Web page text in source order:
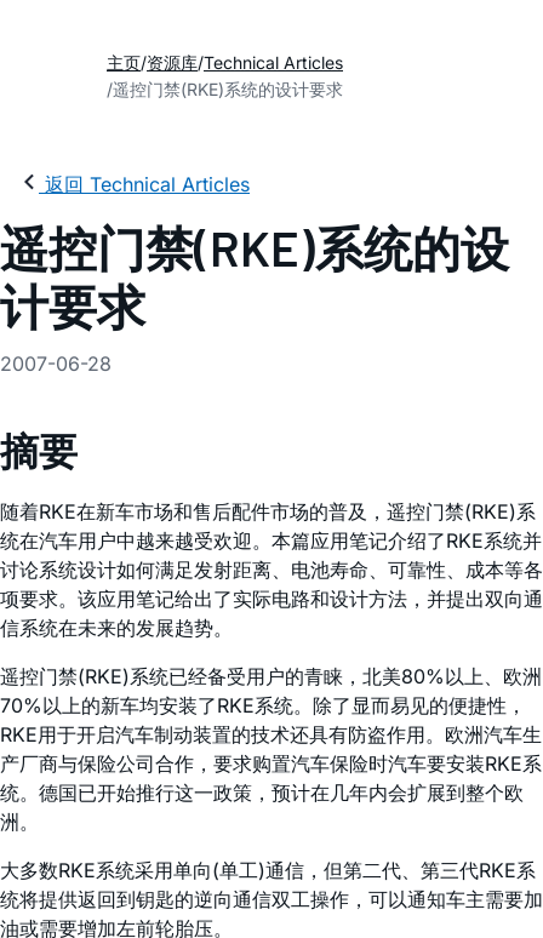
主页 资源库 Technical Articles
遥控门禁(RKE)系统的设计要求
返回 Technical Articles
遥控门禁(RKE)系统的设
计要求
2007-06-28
摘要
随着RKE在新车市场和售后配件市场的普及，遥控门禁(RKE)系
统在汽车用户中越来越受欢迎。本篇应用笔记介绍了RKE系统并
讨论系统设计如何满足发射距离、电池寿命、可靠性、成本等各
项要求。该应用笔记给出了实际电路和设计方法，并提出双向通
信系统在未来的发展趋势。
遥控门禁(RKE)系统已经备受用户的青睐，北美80%以上、欧洲
70%以上的新车均安装了RKE系统。除了显而易见的便捷性，
RKE用于开启汽车制动装置的技术还具有防盗作用。欧洲汽车生
产厂商与保险公司合作，要求购置汽车保险时汽车要安装RKE系
统。德国已开始推行这一政策，预计在几年内会扩展到整个欧
洲。
大多数RKE系统采用单向(单工)通信，但第二代、第三代RKE系
统将提供返回到钥匙的逆向通信双工操作，可以通知车主需要加
油或需要增加左前轮胎压。